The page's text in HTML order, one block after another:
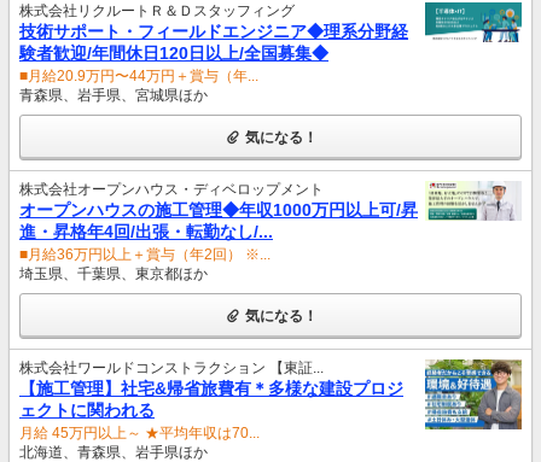
株式会社リクルートＲ＆Ｄスタッフィング
技術サポート・フィールドエンジニア◆理系分野経
験者歓迎/年間休日120日以上/全国募集◆
■月給20.9万円〜44万円＋賞与（年...
青森県、岩手県、宮城県ほか
気になる！
株式会社オープンハウス・ディベロップメント
オープンハウスの施工管理◆年収1000万円以上可/昇
進・昇格年4回/出張・転勤なし/...
■月給36万円以上＋賞与（年2回） ※...
埼玉県、千葉県、東京都ほか
気になる！
株式会社ワールドコンストラクション 【東証...
【施工管理】社宅&帰省旅費有＊多様な建設プロジ
ェクトに関われる
月給 45万円以上～ ★平均年収は70...
北海道、青森県、岩手県ほか